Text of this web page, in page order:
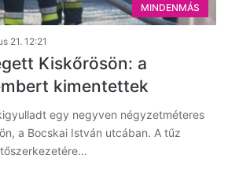
MINDENMÁS
21. 12:21
Kiskőrösön: a
kimentettek
egy negyven négyzetméteres
a Bocskai István utcában. A tűz